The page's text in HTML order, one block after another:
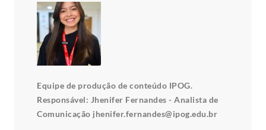
Equipe de produção de conteúdo IPOG.
Responsável: Jhenifer Fernandes - Analista de
Comunicação jhenifer.fernandes@ipog.edu.br